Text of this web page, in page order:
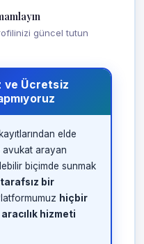
güncel tutun
ve Ücretsiz
elde
avukat arayan
biçimde sunmak
tarafsız bir
hiçbir
hizmeti